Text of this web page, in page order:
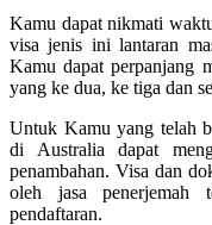
Kamu dapat nikmati
visa jenis ini lantaran
Kamu dapat perpanjang
yang ke dua, ke tiga dan
Untuk Kamu yang telah
di Australia dapat
penambahan. Visa dan
oleh jasa penerjemah
pendaftaran.